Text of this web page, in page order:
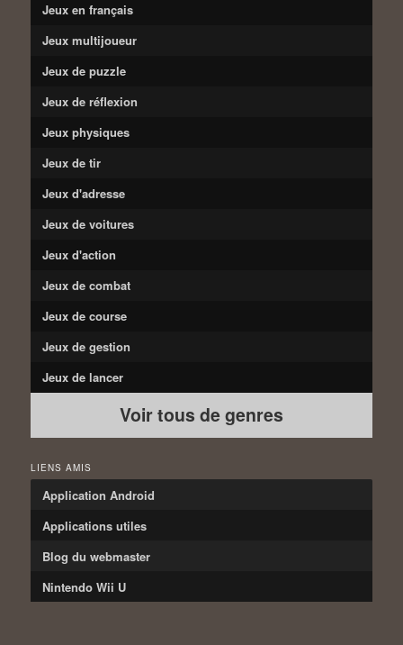
Jeux en français
Jeux multijoueur
Jeux de puzzle
Jeux de réflexion
Jeux physiques
Jeux de tir
Jeux d'adresse
Jeux de voitures
Jeux d'action
Jeux de combat
Jeux de course
Jeux de gestion
Jeux de lancer
Voir tous de genres
LIENS AMIS
Application Android
Applications utiles
Blog du webmaster
Nintendo Wii U